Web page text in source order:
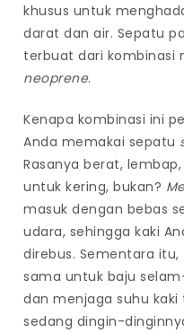
khusus untuk
darat dan air. Sepatu
terbuat dari kombinasi
neoprene.
Kenapa kombinasi ini
Anda memakai sepatu
Rasanya berat,
untuk kering, bukan?
masuk dengan bebas
udara, sehingga kaki
direbus. Sementara itu,
sama untuk baju
dan menjaga suhu
sedang dingin-